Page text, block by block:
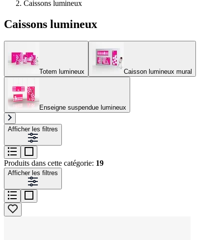
Caissons lumineux
Caissons lumineux
Totem lumineux Caisson lumineux mural​
Enseigne suspendue lumineux
Afficher les filtres
Produits dans cette catégorie: 19
Afficher les filtres